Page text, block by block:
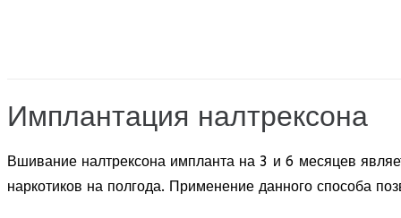
Имплантация налтрексона
Вшивание налтрексона импланта на 3 и 6 месяцев
наркотиков на полгода. Применение данного способа